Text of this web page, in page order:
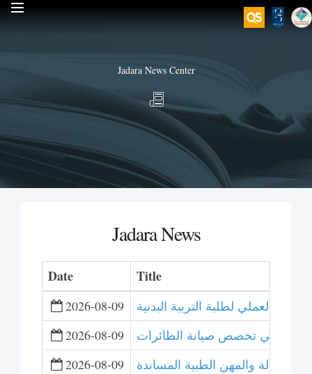
Jadara News Center
Jadara News
Date Title
2026-08-09
العملي لطلبة التربية البدنية
2026-08-09
2026-08-09
والمهن الطبية المساندة